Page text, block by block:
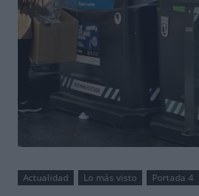
Actualidad Lo más visto Portada 4